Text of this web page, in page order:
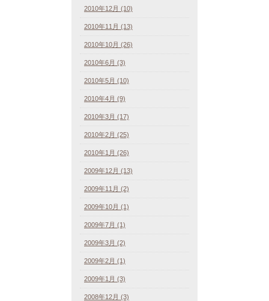
2010年12月 (10)
2010年11月 (13)
2010年10月 (26)
2010年6月 (3)
2010年5月 (10)
2010年4月 (9)
2010年3月 (17)
2010年2月 (25)
2010年1月 (26)
2009年12月 (13)
2009年11月 (2)
2009年10月 (1)
2009年7月 (1)
2009年3月 (2)
2009年2月 (1)
2009年1月 (3)
2008年12月 (3)